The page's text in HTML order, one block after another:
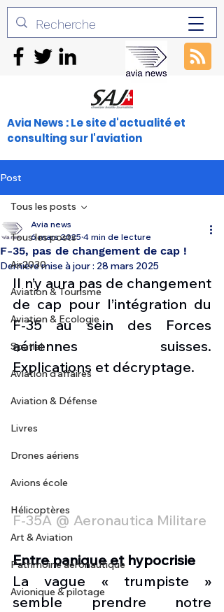
Avia News : Le site d'actualité et
consulting sur l'aviation
Post
Tous les posts
Air2030
Aviation & Tourisme
Aviation & Ecologie
Spatial
Aviation d'affaires
Aviation & Défense
Livres
Drones aériens
Avions école
Hélicoptères
Art & Aviation
Patrimoine aéronautique
Avionique & pilotage
Tous les posts
F-35, pas de changement de cap !
Avia news
6 mars 2025 4 min de lecture
Dernière mise à jour : 28 mars 2025
Il n’y aura pas de changement
de cap pour l’intégration du
F-35 au sein des Forces
aériennes suisses.
Explications et décryptage.
F-35A @ Aeronautica Militare
Entre panique et hypocrisie
La vague « trumpiste »
semble prendre notre